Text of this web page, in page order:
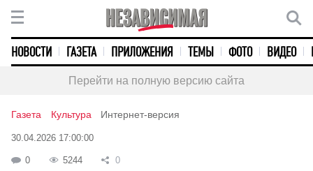
НОВОСТИ ГАЗЕТА ПРИЛОЖЕНИЯ ТЕМЫ ФОТО ВИДЕО
Перейти на полную версию сайта
Газета Культура Интернет-версия
30.04.2026 17:00:00
0 5244 0